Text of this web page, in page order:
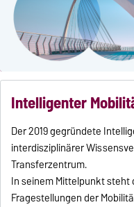
Intelligenter
Der 2019 gegründete
interdisziplinärer
Transferzentrum.
In seinem Mittelpunkt
Fragestellungen der